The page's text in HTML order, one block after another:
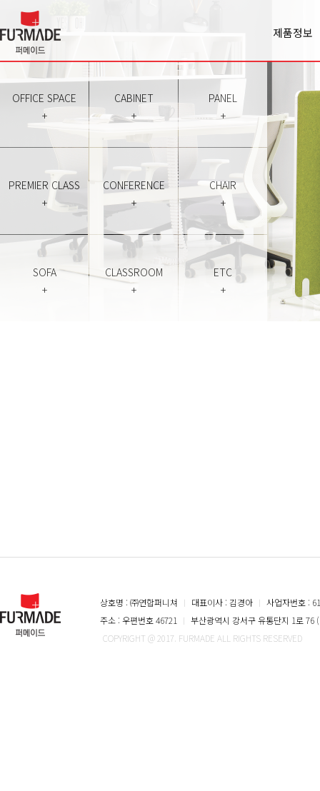
제품정보
Office
Panel
Chair
Sofa
Etc
OFFICE SPACE
+
CABINET
+
PANEL
+
PREMIER CLASS
+
CONFERENCE
+
CHAIR
+
SOFA
+
CLASSROOM
+
ETC
+
상호명 : ㈜연합퍼니쳐 ㅣ 대표이사 : 김경아 ㅣ 사업자번호 :
주소 : 우편번호 46721
ㅣ 부산광역시 강서구 유통단지 1로 76
COPYRIGHT @ 2017. FURMADE ALL RIGHTS RESERVED